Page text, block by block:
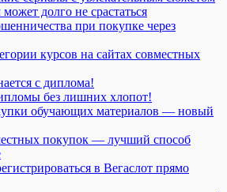
долго не срастаться
при покупке через
курсов на сайтах совместных
с диплома!
без лишних хлопот!
обучающих материалов — новый
покупок — лучший способ
в Вегаслот прямо